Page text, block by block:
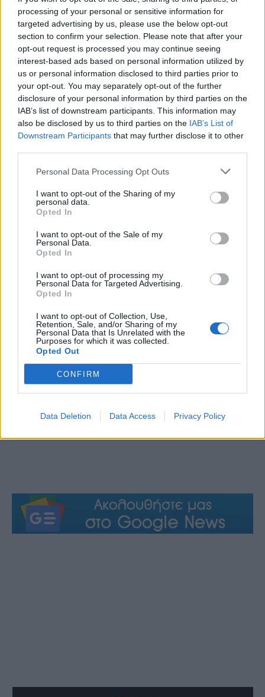
processing of your personal or sensitive information for
targeted advertising by us, please use the below opt-out
section to confirm your selection. Please note that after your
opt-out request is processed you may continue seeing
interest-based ads based on personal information utilized by
us or personal information disclosed to third parties prior to
your opt-out. You may separately opt-out of the further
disclosure of your personal information by third parties on the
IAB’s list of downstream participants. This information may
also be disclosed by us to third parties on the IAB’s List of
Downstream Participants that may further disclose it to other
Personal Data Processing Opt Outs
I want to opt-out of the Sharing of my
personal data.
Opted In
I want to opt-out of the Sale of my
Personal Data.
Opted In
I want to opt-out of processing my
Personal Data for Targeted Advertising.
Opted In
I want to opt-out of Collection, Use,
Retention, Sale, and/or Sharing of my
Personal Data that Is Unrelated with the
Purposes for which it was collected.
Opted Out
CONFIRM
Data Deletion Data Access Privacy Policy
Η Τροχαία συνεχίζει την προανάκριση για να
εξακριβωθούν τα αίτια του δυστυχήματος, ενώ
εξετάζεται αν η υπερβολική ταχύτητα ή η απώλεια
ελέγχου του οχήματος έπαιξαν ρόλο στο τραγικό